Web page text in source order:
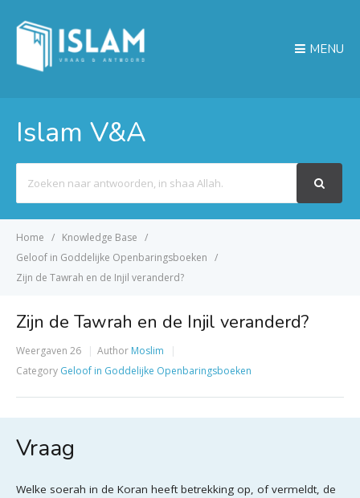
MENU
Islam V&A
For
Home
Knowledge Base
Geloof in Goddelijke Openbaringsboeken
Zijn de Tawrah en de Injil veranderd?
Zijn de Tawrah en de Injil veranderd?
Weergaven 26 Author Moslim
Category Geloof in Goddelijke Openbaringsboeken
Vraag
Welke soerah in de Koran heeft betrekking op, of vermeldt, de